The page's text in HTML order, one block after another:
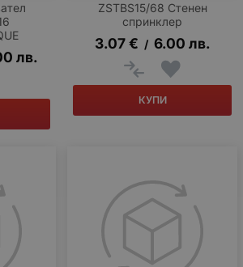
лв.
ZSTBS15/68 Стенен
спринклер
3.07 € / 6.00 лв.
КУПИ